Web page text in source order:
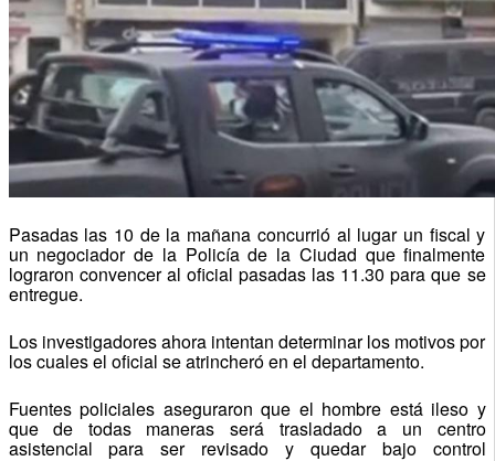
Pasadas las 10 de la mañana concurrió al lugar un fiscal y
un negociador de la Policía de la Ciudad que finalmente
lograron convencer al oficial pasadas las 11.30 para que se
entregue.
Los investigadores ahora intentan determinar los motivos por
los cuales el oficial se atrincheró en el departamento.
Fuentes policiales aseguraron que el hombre está ileso y
que de todas maneras será trasladado a un centro
asistencial para ser revisado y quedar bajo control